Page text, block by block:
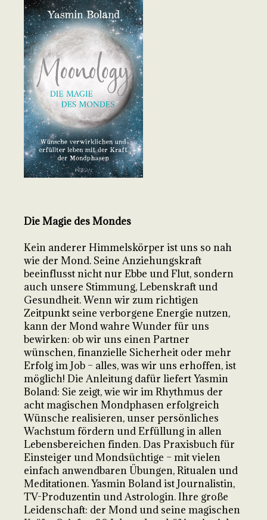
Die Magie des Mondes
Kein anderer Himmelskörper ist uns so nah
wie der Mond. Seine Anziehungskraft
beeinflusst nicht nur Ebbe und Flut, sondern
auch unsere Stimmung, Lebenskraft und
Gesundheit. Wenn wir zum richtigen
Zeitpunkt seine verborgene Energie nutzen,
kann der Mond wahre Wunder für uns
bewirken: ob wir uns einen Partner
wünschen, finanzielle Sicherheit oder mehr
Erfolg im Job – alles, was wir uns erhoffen, ist
möglich! Die Anleitung dafür liefert Yasmin
Boland: Sie zeigt, wie wir im Rhythmus der
acht magischen Mondphasen erfolgreich
Wünsche realisieren, unser persönliches
Wachstum fördern und Erfüllung in allen
Lebensbereichen finden. Das Praxisbuch für
Einsteiger und Mondsüchtige – mit vielen
einfach anwendbaren Übungen, Ritualen und
Meditationen. Yasmin Boland ist Journalistin,
TV-Produzentin und Astrologin. Ihre große
Leidenschaft: der Mond und seine magischen